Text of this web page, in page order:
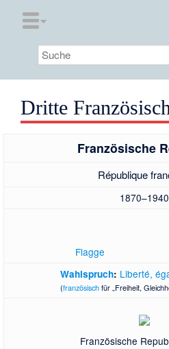
Dritte
Französische
République
1870–1940
Flagge
Wahlspruch: Liberté,
(französischfür „Freiheit,
Französische